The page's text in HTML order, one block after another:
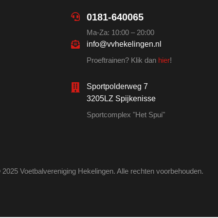
0181-640065
Ma-Za: 10:00 – 20:00
info@vvhekelingen.nl
Proeftrainen? Klik dan hier!
Sportpolderweg 7
3205LZ Spijkenisse
Sportcomplex "Het Spui"
Voetbalvereniging Hekelingen. Alle rechten voorbehouden.